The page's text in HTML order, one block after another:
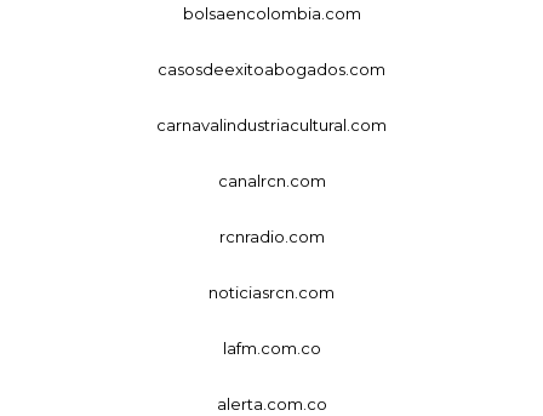
bolsaencolombia.com
casosdeexitoabogados.com
carnavalindustriacultural.com
canalrcn.com
rcnradio.com
noticiasrcn.com
lafm.com.co
alerta.com.co